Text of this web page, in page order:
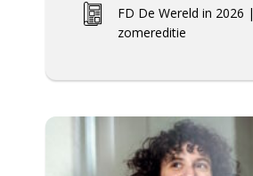
FD De Wereld in 2026 |
zomereditie